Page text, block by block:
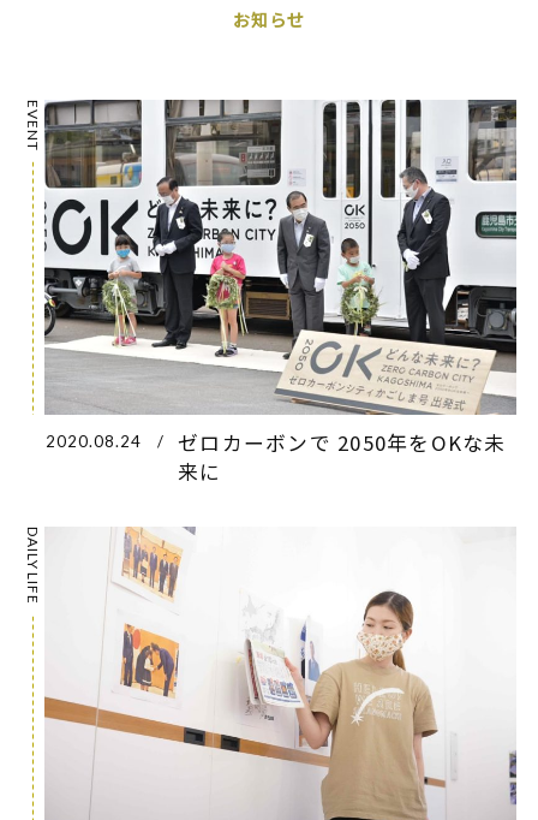
お知らせ
EVENT
2020.08.24 /
ゼロカーボンで 2050年をOKな未
来に
DAILY LIFE